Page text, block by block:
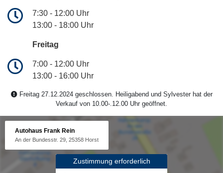
7:30 - 12:00 Uhr
13:00 - 18:00 Uhr
Freitag
7:00 - 12:00 Uhr
13:00 - 16:00 Uhr
Freitag 27.12.2024 geschlossen. Heiligabend und Sylvester hat der
Verkauf von 10.00-.12.00 Uhr geöffnet.
Autohaus Frank Rein
An der Bundesstr. 29, 25358 Horst
Zustimmung erforderlich